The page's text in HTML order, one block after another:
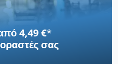
Όλες οι εκδόσεις
μήκος του αυτοκινήτου
4,49 €*
σας